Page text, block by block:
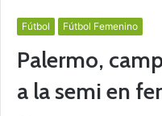
Fútbol Fútbol Femenino
Palermo,
a la semi en